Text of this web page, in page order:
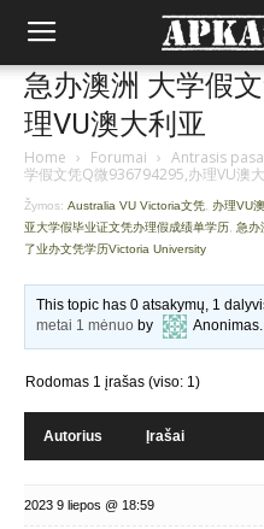
急办澳洲 大学假
理VU澳大利亚
Home › Forumai › Antrasis
学假文凭Q微936794295,办理VU澳
Žymos: Australia VU Victoria文凭
办理VU
亚大学假毕业证文凭办理假成绩单学历 急办
了业办文凭学历Victoria University
This topic has 0 atsakymų, 1
metai 1 mėnuo by Anonimas.
Rodomas 1 įrašas (viso: 1)
Autorius Įrašai
2023 9 liepos @ 18:59